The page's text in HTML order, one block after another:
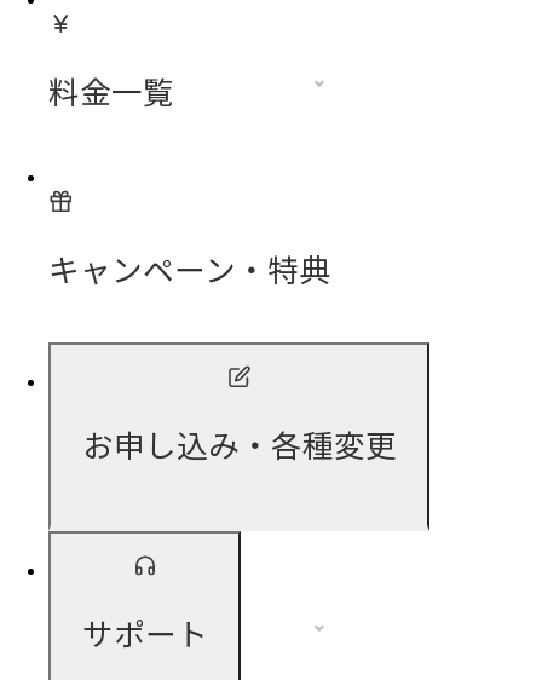
料金一覧
キャンペーン・特典
お申し込み・各種変更
サポート